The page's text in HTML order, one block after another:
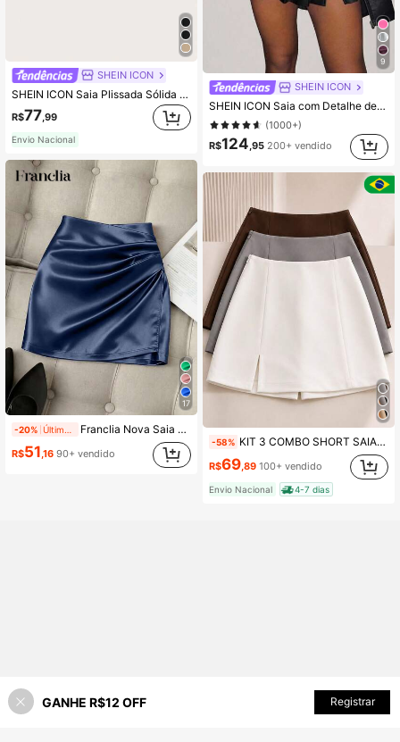
SHEIN ICON
SHEIN ICON Saia Plissada Sólida Casual de Verão para Mulheres
R$77 ,99
Envio Nacional
17
-20% Franclia Nova Saia Bodycon Plissada de Cintura Alta Slim com Bainha Assimétrica Brilhante na Moda, Primavera/Verão
R$51,16 90+ vendido
9
SHEIN ICON
SHEIN ICON Saia com Detalhe de Fivela de Cintura Baixa Pregueada Preta Estilo Anos 90 e Y2K
(1000+)
R$124,95 200+ vendido
-58% KIT 3 COMBO SHORT SAIA COM FENDA ALFAIATARIA FESTA TODAS AS OCASIOES
R$69,89 100+ vendido
Envio Nacional 4-7 dias
ADICIONAR AO CARRINHO
GANHE R$12 OFF Registrar